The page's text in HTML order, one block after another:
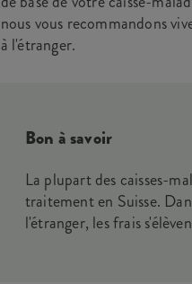
nous vous recommandons
à l'étranger.
Bon à savoir
La plupart des caisses-
traitement en Suisse.
l'étranger, les frais